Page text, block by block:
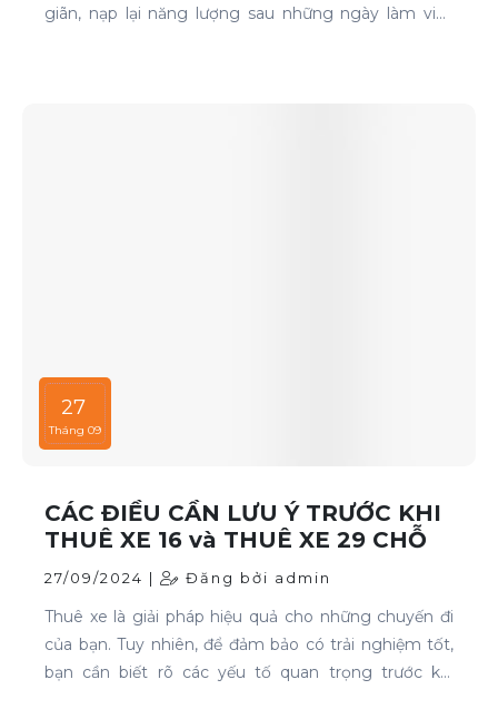
giãn, nạp lại năng lượng sau những ngày làm việc
27
Tháng 09
CÁC ĐIỀU CẦN LƯU Ý TRƯỚC KHI
THUÊ XE 16 và THUÊ XE 29 CHỖ
27/09/2024 | Đăng bởi admin
Thuê xe là giải pháp hiệu quả cho những chuyến đi
của bạn. Tuy nhiên, để đảm bảo có trải nghiệm tốt,
bạn cần biết rõ các yếu tố quan trọng trước khi